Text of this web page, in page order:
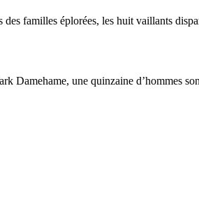
familles éplorées, les huit vaillants
Damehame, une quinzaine d’hommes